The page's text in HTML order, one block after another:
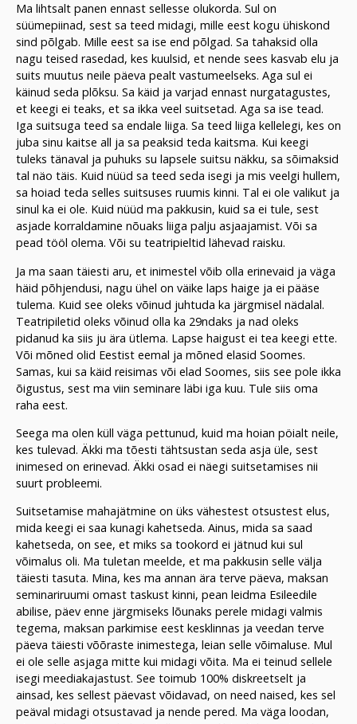
Ma lihtsalt panen ennast sellesse olukorda. Sul on
süümepiinad, sest sa teed midagi, mille eest kogu ühiskond
sind põlgab. Mille eest sa ise end põlgad. Sa tahaksid olla
nagu teised rasedad, kes kuulsid, et nende sees kasvab elu ja
suits muutus neile päeva pealt vastumeelseks. Aga sul ei
käinud seda plõksu. Sa käid ja varjad ennast nurgatagustes,
et keegi ei teaks, et sa ikka veel suitsetad. Aga sa ise tead.
Iga suitsuga teed sa endale liiga. Sa teed liiga kellelegi, kes on
juba sinu kaitse all ja sa peaksid teda kaitsma. Kui keegi
tuleks tänaval ja puhuks su lapsele suitsu näkku, sa sõimaksid
tal näo täis. Kuid nüüd sa teed seda isegi ja mis veelgi hullem,
sa hoiad teda selles suitsuses ruumis kinni. Tal ei ole valikut ja
sinul ka ei ole. Kuid nüüd ma pakkusin, kuid sa ei tule, sest
asjade korraldamine nõuaks liiga palju asjaajamist. Või sa
pead tööl olema. Või su teatripieltid lähevad raisku.
Ja ma saan täiesti aru, et inimestel võib olla erinevaid ja väga
häid põhjendusi, nagu ühel on väike laps haige ja ei pääse
tulema. Kuid see oleks võinud juhtuda ka järgmisel nädalal.
Teatripiletid oleks võinud olla ka 29ndaks ja nad oleks
pidanud ka siis ju ära ütlema. Lapse haigust ei tea keegi ette.
Või mõned olid Eestist eemal ja mõned elasid Soomes.
Samas, kui sa käid reisimas või elad Soomes, siis see pole ikka
õigustus, sest ma viin seminare läbi iga kuu. Tule siis oma
raha eest.
Seega ma olen küll väga pettunud, kuid ma hoian pöialt neile,
kes tulevad. Äkki ma tõesti tähtsustan seda asja üle, sest
inimesed on erinevad. Äkki osad ei näegi suitsetamises nii
suurt probleemi.
Suitsetamise mahajätmine on üks vähestest otsustest elus,
mida keegi ei saa kunagi kahetseda. Ainus, mida sa saad
kahetseda, on see, et miks sa tookord ei jätnud kui sul
võimalus oli. Ma tuletan meelde, et ma pakkusin selle välja
täiesti tasuta. Mina, kes ma annan ära terve päeva, maksan
seminariruumi omast taskust kinni, pean leidma Esileedile
abilise, päev enne järgmiseks lõunaks perele midagi valmis
tegema, maksan parkimise eest kesklinnas ja veedan terve
päeva täiesti võõraste inimestega, leian selle võimaluse. Mul
ei ole selle asjaga mitte kui midagi võita. Ma ei teinud sellele
isegi meediakajastust. See toimub 100% diskreetselt ja
ainsad, kes sellest päevast võidavad, on need naised, kes sel
peäval midagi otsustavad ja nende pered. Ma väga loodan,